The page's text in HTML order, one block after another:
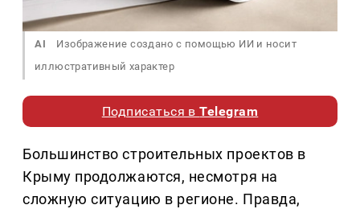
AI
Изображение создано с помощью ИИ и носит
иллюстративный характер
Подписаться вTelegram
Большинство строительных проектов в
Крыму продолжаются, несмотря на
сложную ситуацию в регионе. Правда,